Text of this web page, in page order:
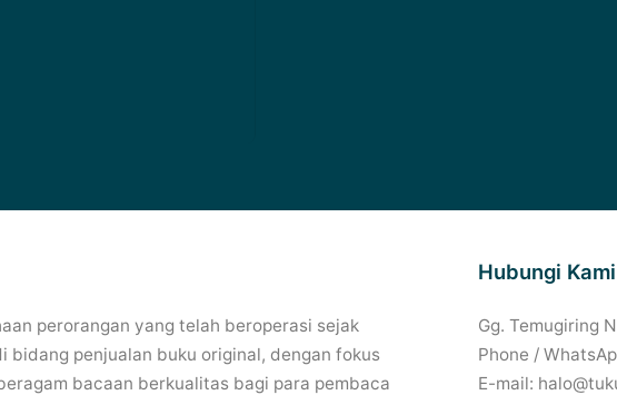
perorangan yang telah beroperasi sejak
bidang penjualan buku original, dengan fokus
bacaan berkualitas bagi para pembaca
Hubungi Kami
Gg. Temugiring
Phone /
E-mail: